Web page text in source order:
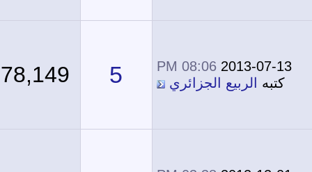
2013-07-13
08:06 PM
كتبهالربيع الجزائري 5
78,149